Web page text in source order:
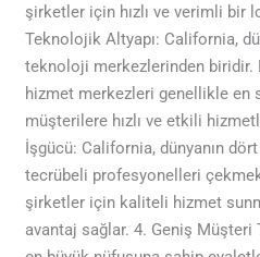
şirketler için hızlı ve verimli bir
Teknolojik Altyapı: California,
teknoloji merkezlerinden biridir.
hizmet merkezleri genellikle
müşterilere hızlı ve etkili
İşgücü: California, dünyanın
tecrübeli profesyonelleri
şirketler için kaliteli hizmet
avantaj sağlar. 4. Geniş Müşteri